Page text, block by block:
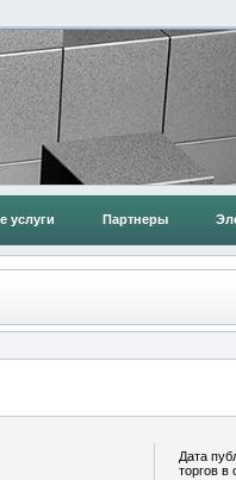
услуги Партнеры
Дата
торгов в